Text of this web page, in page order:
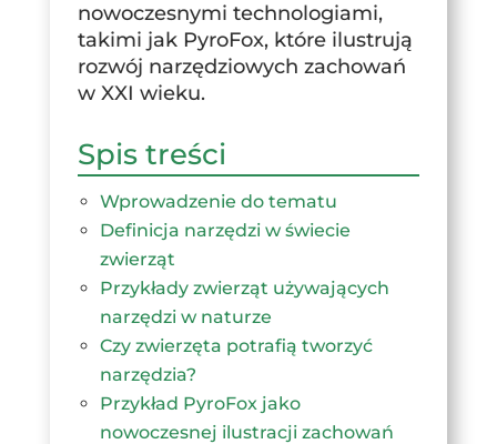
nowoczesnymi technologiami,
takimi jak PyroFox, które ilustrują
rozwój narzędziowych zachowań
w XXI wieku.
Spis treści
Wprowadzenie do tematu
Definicja narzędzi w świecie
zwierząt
Przykłady zwierząt używających
narzędzi w naturze
Czy zwierzęta potrafią tworzyć
narzędzia?
Przykład PyroFox jako
nowoczesnej ilustracji zachowań